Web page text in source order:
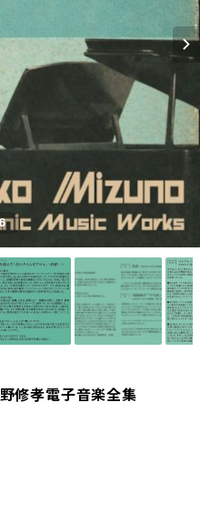
野修孝電子音楽全集